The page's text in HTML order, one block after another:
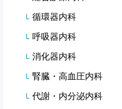
循環器内科
呼吸器内科
消化器内科
腎臓・高血圧内科
代謝・内分泌内科